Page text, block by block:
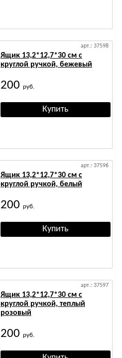
арт.: 37598
Ящик 13,2*12,7*30 см с
круглой ручкой, бежевый
200 руб.
арт.: 37596
Ящик 13,2*12,7*30 см с
круглой ручкой, белый
200 руб.
арт.: 37597
Ящик 13,2*12,7*30 см с
круглой ручкой, теплый
розовый
200 руб.